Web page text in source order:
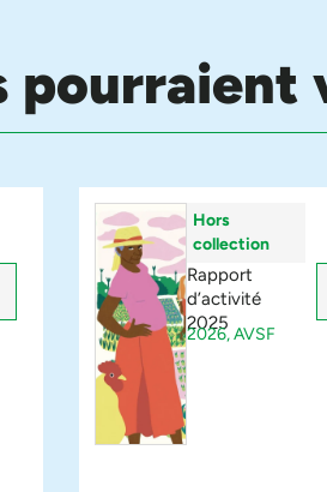
pourraient
Hors
collection
Rapport
d’activité
2025
2026,AVSF